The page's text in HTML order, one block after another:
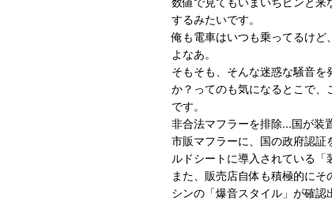
するみたいです。
俺も電車はいつも乗ってるけ
よなあ。
そもそも、そんな迷惑な騒音
か？ってのも気になるとこで
です。
非合法マフラーを排除...国が装
市販マフラーに、国の政府認
ルドシートに導入されている「
また、販売店自体も積極的に
シンの「爆音スタイル」が確認